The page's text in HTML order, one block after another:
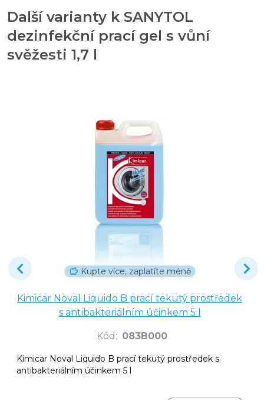
Další varianty k SANYTOL
dezinfekční prací gel s vůní
svěžesti 1,7 l
Kupte více, zaplatíte méně
Kimicar Noval Liquido B prací tekutý prostředek
s antibakteriálním účinkem 5 l
Kód : 083B000
Kimicar Noval Liquido B prací tekutý prostředek s
antibakteriálním účinkem 5 l